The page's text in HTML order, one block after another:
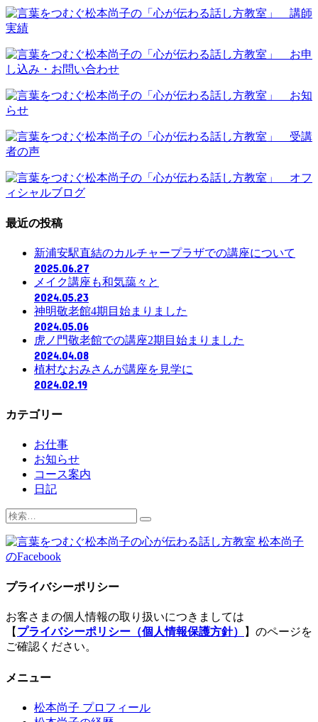
最近の投稿
新浦安駅直結のカルチャープラザでの講座について
2025.06.27
メイク講座も和気藹々と
2024.05.23
神明敬老館4期目始まりました
2024.05.06
虎ノ門敬老館での講座2期目始まりました
2024.04.08
植村なおみさんが講座を見学に
2024.02.19
カテゴリー
お仕事
お知らせ
コース案内
日記
検
プライバシーポリシー
お客さまの個人情報の取り扱いにつきましては
【 プライバシーポリシー（個人情報保護方針）
】のページを
ご確認ください。
メニュー
松本尚子 プロフィール